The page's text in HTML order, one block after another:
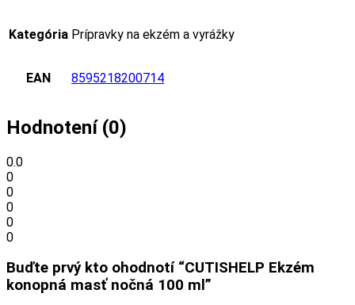
Kategória Prípravky na ekzém a vyrážky
EAN 8595218200714
Hodnotení (0)
0.0
0
0
0
0
0
Buďte prvý kto ohodnotí “CUTISHELP Ekzém
konopná masť nočná 100 ml”